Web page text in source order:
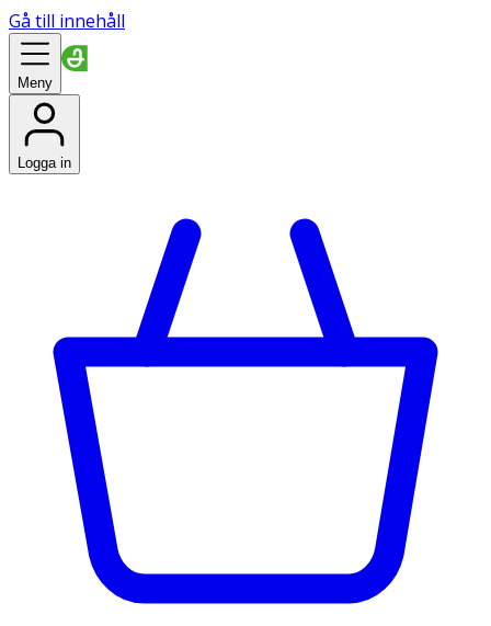
Gå till innehåll
Meny
Logga in